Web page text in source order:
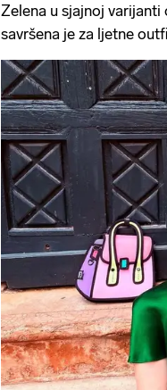
Zelena u sjajnoj
savršena je za ljetne